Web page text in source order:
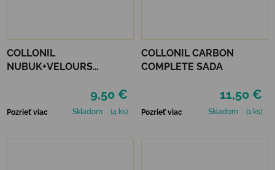
COLLONIL
NUBUK+VELOURS
9,50 €
Pozrieť viac Skladom (4 ks)
COLLONIL CARBON
COMPLETE SADA
11,50 €
Pozrieť viac Skladom (1 ks)